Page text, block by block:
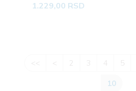
1.229,00 RSD
10